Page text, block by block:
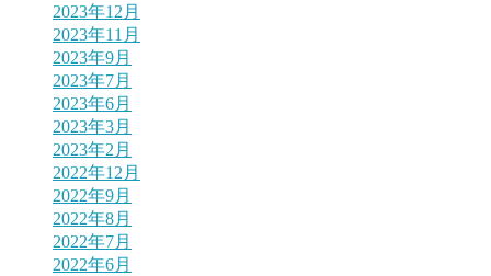
2023年12月
2023年11月
2023年9月
2023年7月
2023年6月
2023年3月
2023年2月
2022年12月
2022年9月
2022年8月
2022年7月
2022年6月